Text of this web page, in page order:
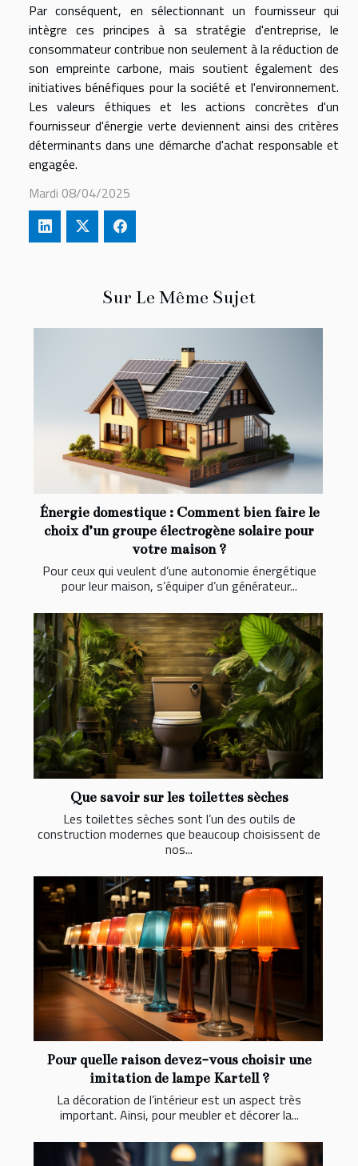
Sur Le Même Sujet
Énergie domestique : Comment bien faire le
choix d’un groupe électrogène solaire pour
votre maison ?
Pour ceux qui veulent d’une autonomie énergétique
pour leur maison, s’équiper d’un générateur...
Que savoir sur les toilettes sèches
Les toilettes sèches sont l’un des outils de
construction modernes que beaucoup choisissent de
nos...
Pour quelle raison devez-vous choisir une
imitation de lampe Kartell ?
La décoration de l’intérieur est un aspect très
important. Ainsi, pour meubler et décorer la...
Par conséquent, en sélectionnant un fournisseur qui
intègre ces principes à sa stratégie d'entreprise, le
consommateur contribue non seulement à la réduction de
son empreinte carbone, mais soutient également des
initiatives bénéfiques pour la société et l'environnement.
Les valeurs éthiques et les actions concrètes d'un
fournisseur d'énergie verte deviennent ainsi des critères
déterminants dans une démarche d'achat responsable et
engagée.
Mardi 08/04/2025